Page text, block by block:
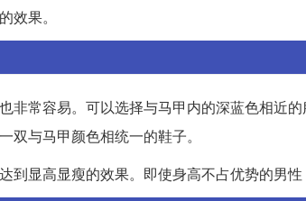
效果。
非常容易。可以选择与马甲内的深蓝色相近
与马甲颜色相统一的鞋子。
显高显瘦的效果。即使身高不占优势的男性